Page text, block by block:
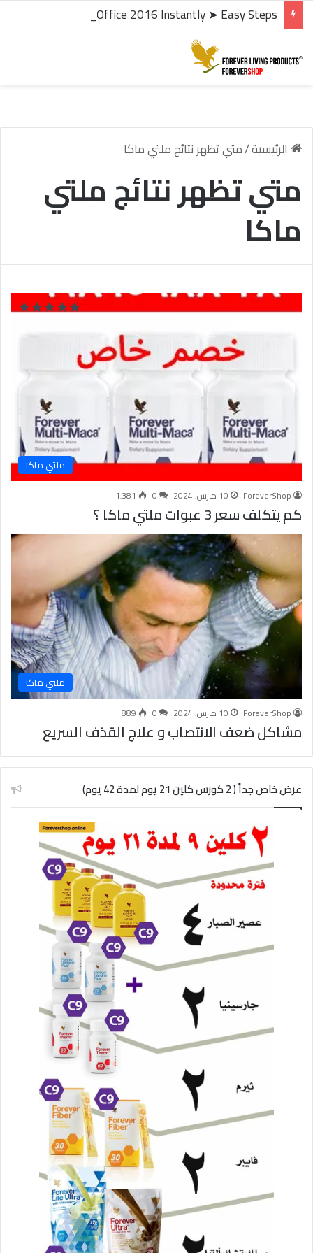
الرئيسية/متي تظهر نتائج ملتي ماكا
متي تظهر نتائج ملتي
ماكا
ملتي ماكا
ForeverShop 10 مارس، 2024 0 1٬381
كم يتكلف سعر 3 عبوات ملتي ماكا ؟
ملتي ماكا
ForeverShop 10 مارس، 2024 0
889
مشاكل ضعف الانتصاب و علاج القذف السريع
عرض خاص جداً ( 2 كورس كلين 21 يوم لمدة 42 يوم)